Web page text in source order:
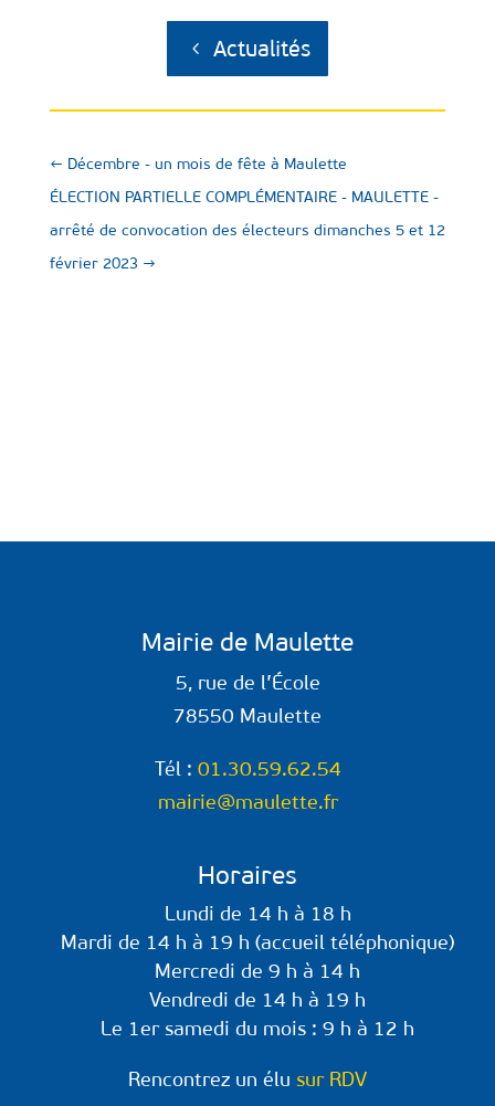
Actualités
← Décembre - un mois de fête à Maulette
ÉLECTION PARTIELLE COMPLÉMENTAIRE - MAULETTE -
arrêté de convocation des électeurs dimanches 5 et 12
février 2023 →
Mairie de Maulette
5, rue de l’École
78550 Maulette
Tél : 01.30.59.62.54
mairie@maulette.fr
Horaires
Lundi de 14 h à 18 h
Mardi de 14 h à 19 h (accueil téléphonique)
Mercredi de 9 h à 14 h
Vendredi de 14 h à 19 h
Le 1er samedi du mois : 9 h à 12 h
Rencontrez un élu sur RDV